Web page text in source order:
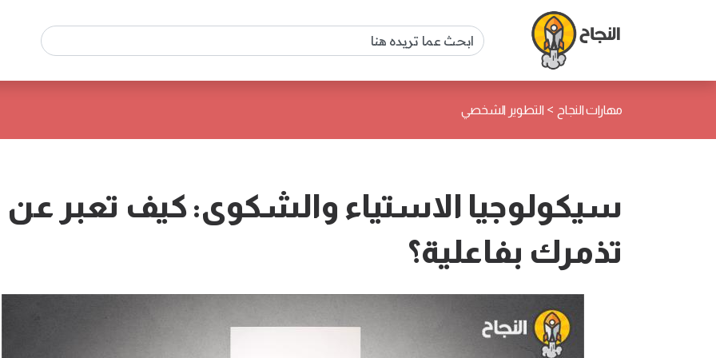
مهارات النجاح > التطوير الشخصي
سيكولوجيا الاستياء والشكوى: كيف تعبر عن
تذمرك بفاعلية؟